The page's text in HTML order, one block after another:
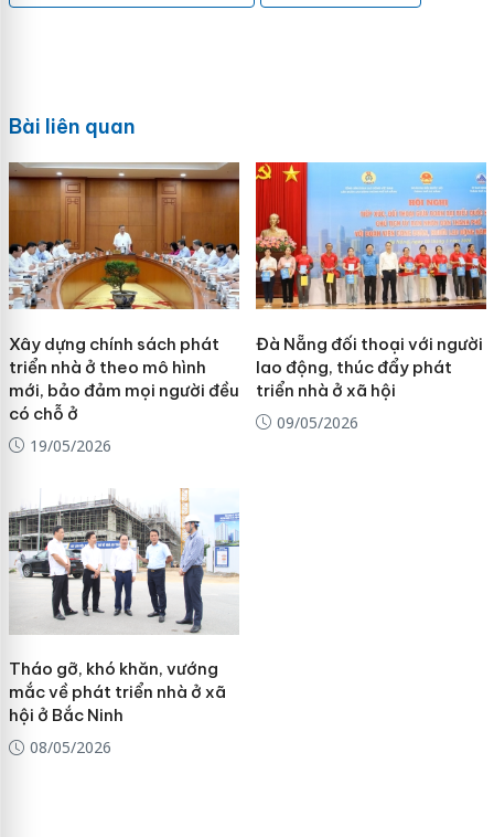
Bài liên quan
Xây dựng chính sách phát
triển nhà ở theo mô hình
mới, bảo đảm mọi người đều
có chỗ ở
19/05/2026
Đà Nẵng đối thoại với người
lao động, thúc đẩy phát
triển nhà ở xã hội
09/05/2026
Tháo gỡ, khó khăn, vướng
mắc về phát triển nhà ở xã
hội ở Bắc Ninh
08/05/2026